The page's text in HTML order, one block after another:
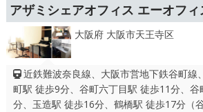
アザミシェアオフィス エーオフィ
大阪府 大阪市天王寺区
近鉄難波奈良線、大阪市営地下鉄谷町線
町駅 徒歩9分、谷町六丁目駅 徒歩11分、谷
分、玉造駅 徒歩16分、鶴橋駅 徒歩17分（